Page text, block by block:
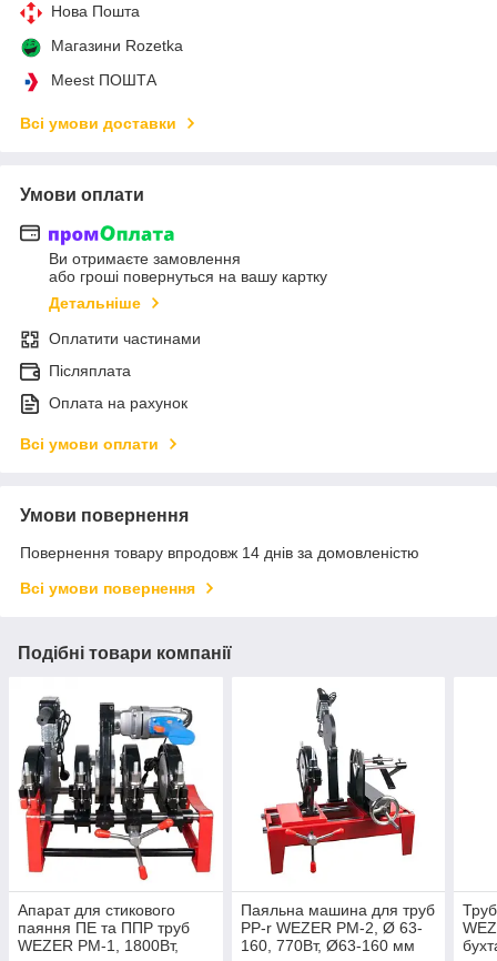
Нова Пошта
Магазини Rozetka
Meest ПОШТА
Всі умови доставки
Умови оплати
Ви отримаєте замовлення
або гроші повернуться на вашу картку
Детальніше
Оплатити частинами
Післяплата
Оплата на рахунок
Всі умови оплати
Умови повернення
Повернення товару впродовж 14 днів за домовленістю
Всі умови повернення
Подібні товари компанії
Апарат для стикового
паяння ПЕ та ППР труб
WEZER РМ-1, 1800Вт,
Паяльна машина для труб
PP-r WEZER PM-2, Ø 63-
160, 770Вт, Ø63-160 мм